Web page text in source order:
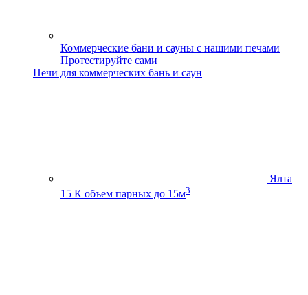
Коммерческие бани и сауны с нашими печами
Протестируйте сами
Печи для коммерческих бань и саун
Ялта
15 К объем парных до 15м3